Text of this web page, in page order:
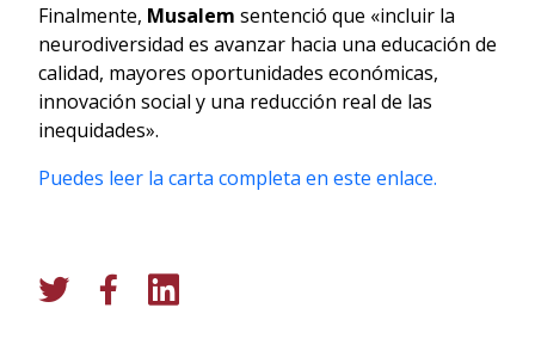
Finalmente, Musalem sentenció que «incluir la
neurodiversidad es avanzar hacia una educación de
calidad, mayores oportunidades económicas,
innovación social y una reducción real de las
inequidades».
Puedes leer la carta completa en este enlace.